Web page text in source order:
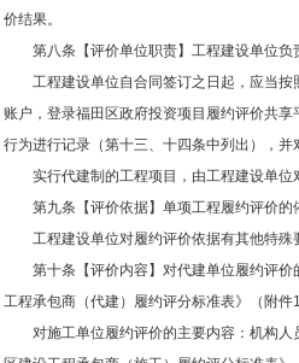
价结果。
第八条【评价单位职责】工程建设单位负
工程建设单位自合同签订之日起，应当按
账户，登录福田区政府投资项目履约评价共
行为进行记录（第十三、十四条中列出），并
实行代建制的工程项目，由工程建设单位
第九条【评价依据】单项工程履约评价的
工程建设单位对履约评价依据有其他特殊
第十条【评价内容】对代建单位履约评价
工程承包商（代建）履约评分标准表》（附件
对施工单位履约评价的主要内容：机构人